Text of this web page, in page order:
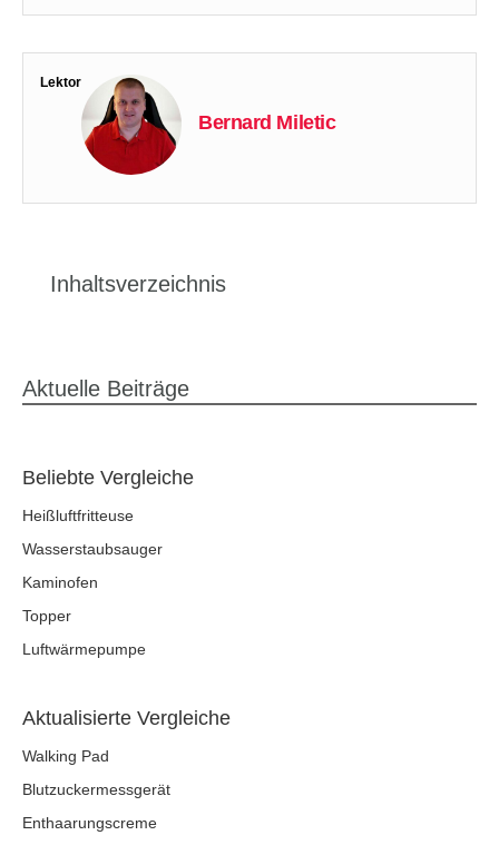
Lektor
Bernard Miletic
Inhaltsverzeichnis
Aktuelle Beiträge
Beliebte Vergleiche
Heißluftfritteuse
Wasserstaubsauger
Kaminofen
Topper
Luftwärmepumpe
Aktualisierte Vergleiche
Walking Pad
Blutzuckermessgerät
Enthaarungscreme